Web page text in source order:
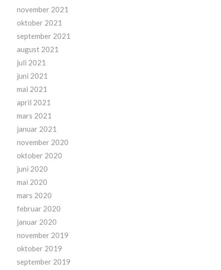
november 2021
oktober 2021
september 2021
august 2021
juli 2021
juni 2021
mai 2021
april 2021
mars 2021
januar 2021
november 2020
oktober 2020
juni 2020
mai 2020
mars 2020
februar 2020
januar 2020
november 2019
oktober 2019
september 2019